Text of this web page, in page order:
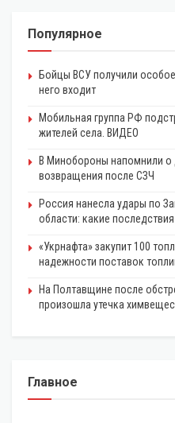
Популярное
Бойцы ВСУ получили
него входит
Мобильная группа РФ
жителей села. ВИДЕО
В Минобороны напомнили о
возвращения после СЗЧ
Россия нанесла удары по
области: какие
«Укрнафта» закупит 100
надежности поставок
На Полтавщине после
произошла утечка
Главное
ЭКОНОМИКА